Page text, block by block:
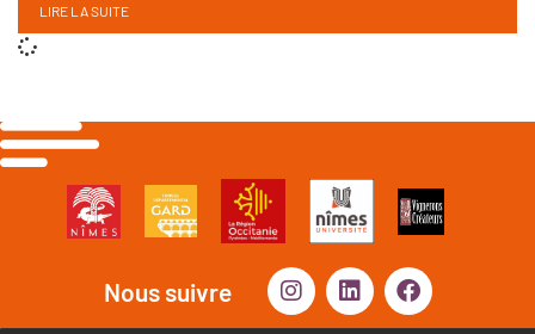
LIRE LA SUITE
Nous suivre